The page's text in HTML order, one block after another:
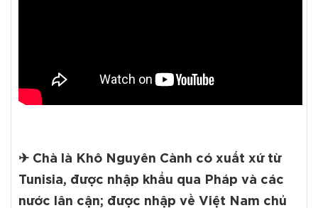
✈ Chà là Khô Nguyên Cành có xuất xứ từ
Tunisia, được nhập khẩu qua Pháp và các
nước lân cận; được nhập về Việt Nam chủ